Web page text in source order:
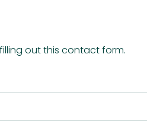
out this contact form.